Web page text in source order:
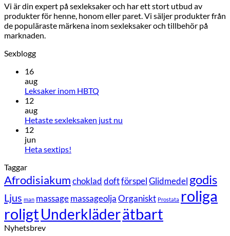
Vi är din expert på sexleksaker och har ett stort utbud av
produkter för henne, honom eller paret. Vi säljer produkter från
de populäraste märkena inom sexleksaker och tillbehör på
marknaden.
Sexblogg
16
aug
Leksaker inom HBTQ
Leksaker
12
aug
Hetaste sexleksaken just nu
nu
12
jun
Heta sextips!
Heta
sextips!
Taggar
Afrodisiakum choklad doftförspel Glidmedel godis
Ljus man massage massageolja Organiskt Prostata roliga
roligtUnderkläderätbart
Nyhetsbrev